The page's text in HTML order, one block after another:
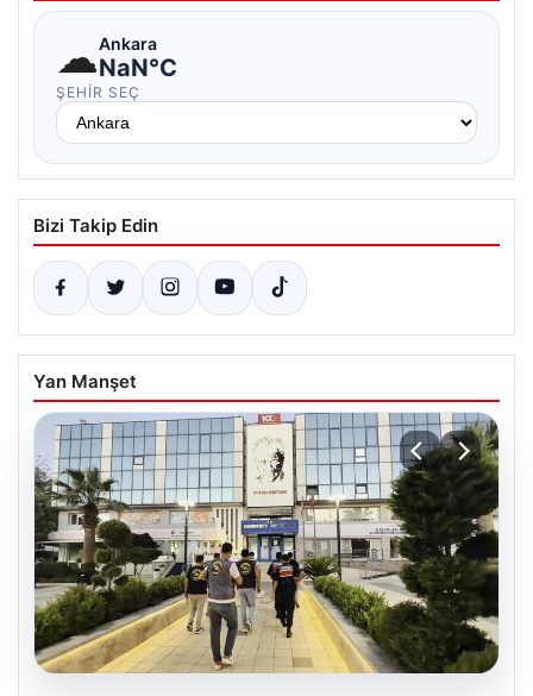
☁Ankara
NaN°C
ŞEHIR SEÇ
Bizi Takip Edin
Yan Manşet